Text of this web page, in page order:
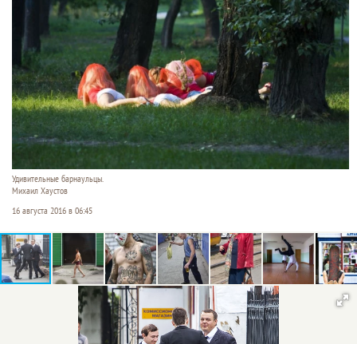
Удивительные барнаульцы.
Михаил Хаустов
16 августа 2016 в 06:45